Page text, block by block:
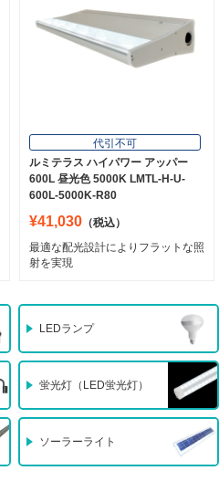
代引不可
ルミテラス ハイパワー アッパー
600L 昼光色 5000K LMTL-H-U-
600L-5000K-R80
¥41,030 （税込）
最適な配光設計によりフラットな照
射を実現
LEDランプ
蛍光灯（LED蛍光灯）
ソーラーライト